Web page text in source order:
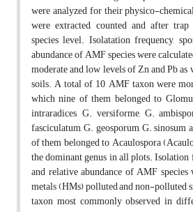
were analyzed for their physico-
were extracted, counted and after
species level. Isolatation frequency,
abundance of AMF species were
moderate and low levels of Zn and Pb
soils. A total of 10 AMF taxon were
which nine of them belonged to
intraradices, G. versiforme, G.
fasciculatum, G. geosporum, G. sinosum
of them belonged to Acaulospora
the dominant genus in all plots. Isolation
and relative abundance of AMF
metals (HMs) polluted and non-polluted
taxon most commonly observed in